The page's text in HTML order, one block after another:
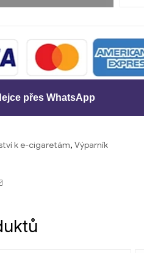
přes WhatsApp
k e-cigaretám,Výparník
E-